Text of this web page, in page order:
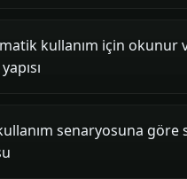
kullanım için okunur
senaryosuna göre